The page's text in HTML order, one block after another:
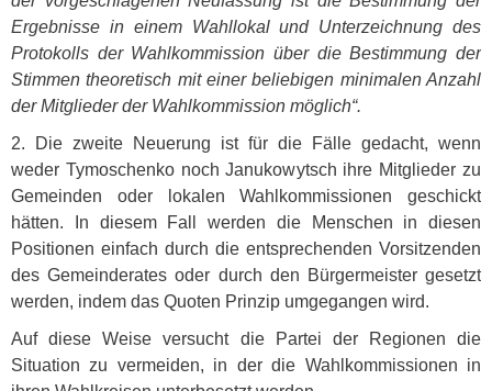
Ergebnisse in einem Wahllokal und Unterzeichnung des
Protokolls der Wahlkommission über die Bestimmung der
Stimmen theoretisch mit einer beliebigen minimalen Anzahl
der Mitglieder der Wahlkommission möglich“.
2. Die zweite Neuerung ist für die Fälle gedacht, wenn
weder Tymoschenko noch Janukowytsch ihre Mitglieder zu
Gemeinden oder lokalen Wahlkommissionen geschickt
hätten. In diesem Fall werden die Menschen in diesen
Positionen einfach durch die entsprechenden Vorsitzenden
des Gemeinderates oder durch den Bürgermeister gesetzt
werden, indem das Quoten Prinzip umgegangen wird.
Auf diese Weise versucht die Partei der Regionen die
Situation zu vermeiden, in der die Wahlkommissionen in